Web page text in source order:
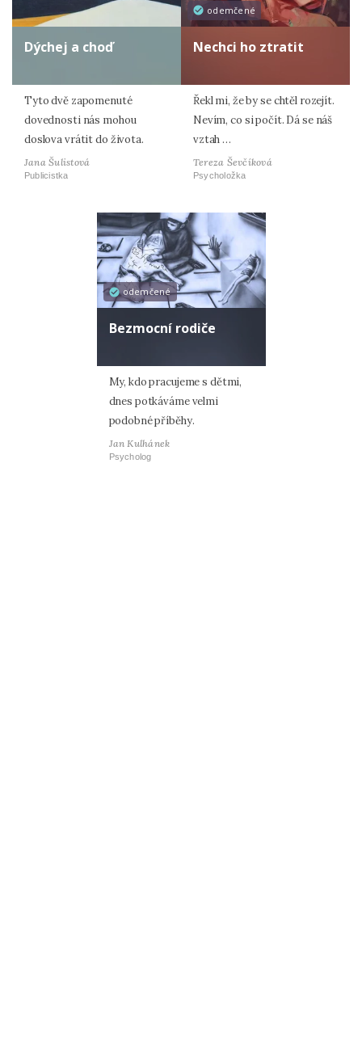
Dýchej a choď
Tyto dvě zapomenuté
dovednosti nás mohou
doslova vrátit do života.
Jana Šulistová
Publicistka
odemčené
Nechci ho ztratit
Řekl mi, že by se chtěl rozejít.
Nevím, co si počít. Dá se náš
vztah …
Tereza Ševčíková
Psycholožka
odemčené
Bezmocní rodiče
My, kdo pracujeme s dětmi,
dnes potkáváme velmi
podobné příběhy.
Jan Kulhánek
Psycholog